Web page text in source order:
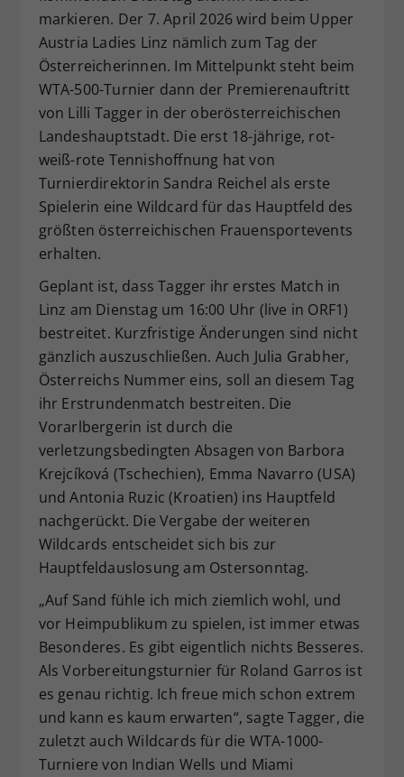
markieren. Der 7. April 2026 wird beim Upper
Austria Ladies Linz nämlich zum Tag der
Österreicherinnen. Im Mittelpunkt steht beim
WTA-500-Turnier dann der Premierenauftritt
von Lilli Tagger in der oberösterreichischen
Landeshauptstadt. Die erst 18-jährige, rot-
weiß-rote Tennishoffnung hat von
Turnierdirektorin Sandra Reichel als erste
Spielerin eine Wildcard für das Hauptfeld des
größten österreichischen Frauensportevents
erhalten.
Geplant ist, dass Tagger ihr erstes Match in
Linz am Dienstag um 16:00 Uhr (live in ORF1)
bestreitet. Kurzfristige Änderungen sind nicht
gänzlich auszuschließen. Auch Julia Grabher,
Österreichs Nummer eins, soll an diesem Tag
ihr Erstrundenmatch bestreiten. Die
Vorarlbergerin ist durch die
verletzungsbedingten Absagen von Barbora
Krejcíková (Tschechien), Emma Navarro (USA)
und Antonia Ruzic (Kroatien) ins Hauptfeld
nachgerückt. Die Vergabe der weiteren
Wildcards entscheidet sich bis zur
Hauptfeldauslosung am Ostersonntag.
„Auf Sand fühle ich mich ziemlich wohl, und
vor Heimpublikum zu spielen, ist immer etwas
Besonderes. Es gibt eigentlich nichts Besseres.
Als Vorbereitungsturnier für Roland Garros ist
es genau richtig. Ich freue mich schon extrem
und kann es kaum erwarten“, sagte Tagger, die
zuletzt auch Wildcards für die WTA-1000-
Turniere von Indian Wells und Miami
Zweck
Dieser Wert speichert Ihre Consent-
Einstellungen. Unter anderem eine
zufällig generierte ID, für die
historische Speicherung Ihrer
Webseiten-Betreiber dies eingestellt
hat.